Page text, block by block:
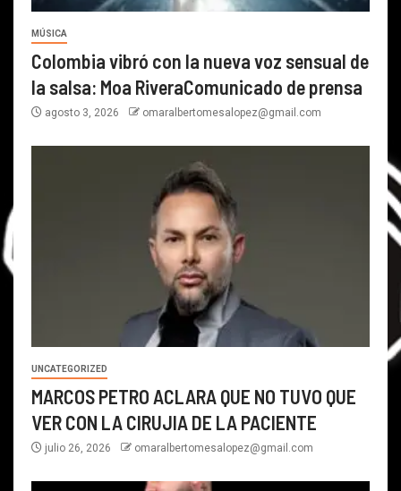
MÚSICA
Colombia vibró con la nueva voz sensual de
la salsa: Moa RiveraComunicado de prensa
agosto 3, 2026 omaralbertomesalopez@gmail.com
UNCATEGORIZED
MARCOS PETRO ACLARA QUE NO TUVO QUE
VER CON LA CIRUJIA DE LA PACIENTE
julio 26, 2026 omaralbertomesalopez@gmail.com